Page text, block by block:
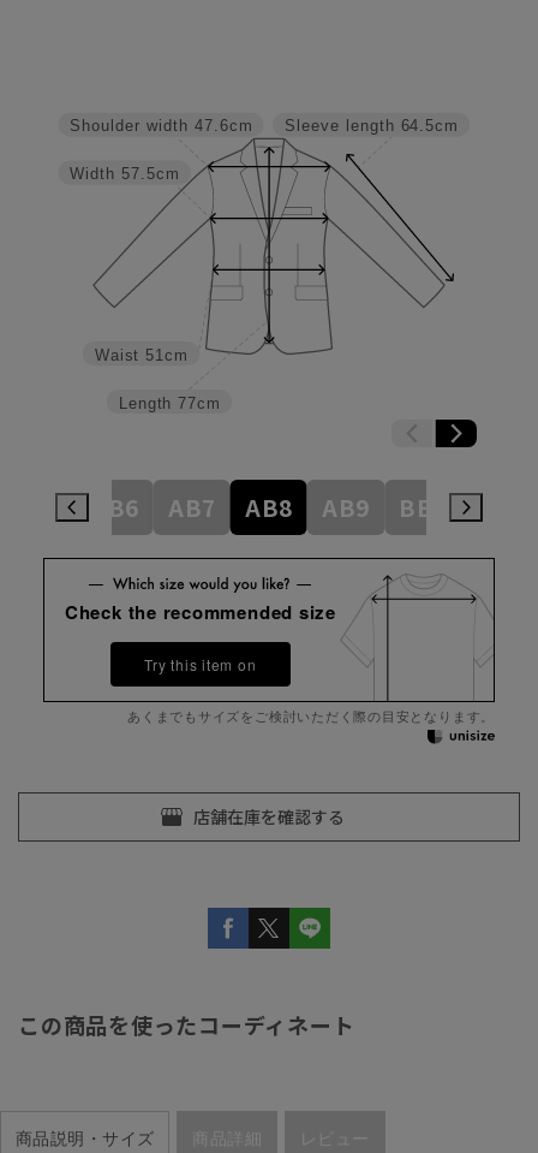
Sleeve length 64.5cm
Length 77cm
Waist 51cm
Width 57.5cm
Shoulder width 47.6cm
AB6 AB7 AB8 AB9 BE3
Check the recommended size
Try this item on
あくまでもサイズをご検討いただく際の目安となります。
この商品を使ったコーディネート
商品説明・サイズ 商品詳細 レビュー